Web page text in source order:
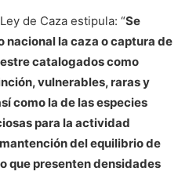
de Caza estipula: “Se
nacional la caza o captura de
catalogados como
vulnerables, raras y
como la de las especies
para la actividad
del equilibrio de
que presenten densidades